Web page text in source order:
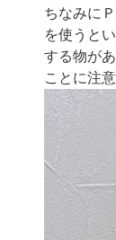
ちなみに
を使うと
する物が
ことに注